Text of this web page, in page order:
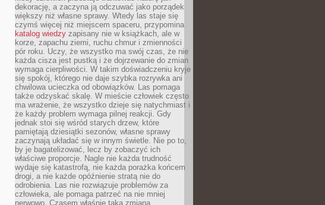
dekorację, a zaczyna ją odczuwać jako porządek
większy niż własne sprawy. Wtedy las staje się
czymś więcej niż miejscem spaceru, przypomina
katalog wiedzy zapisany nie w książkach, ale w
korze, zapachu ziemi, ruchu chmur i zmienności
pór roku. Uczy, że wszystko ma swój czas, że nie
każda cisza jest pustką i że dojrzewanie do zmian
wymaga cierpliwości. W takim doświadczeniu kryje
się spokój, którego nie daje szybka rozrywka ani
chwilowa ucieczka od obowiązków. Las pomaga
także odzyskać skalę. W mieście człowiek często
ma wrażenie, że wszystko dzieje się natychmiast i
że każdy problem wymaga pilnej reakcji. Gdy
jednak stoi się wśród starych drzew, które
pamiętają dziesiątki sezonów, własne sprawy
zaczynają układać się w innym świetle. Nie po to,
by je bagatelizować, lecz by zobaczyć ich
właściwe proporcje. Nagle nie każda trudność
wydaje się katastrofą, nie każda porażka końcem
drogi, a nie każde opóźnienie stratą nie do
odrobienia. Las nie rozwiązuje problemów za
człowieka, ale pomaga patrzeć na nie mniej
nerwowo. Czasem właśnie taka zmiana